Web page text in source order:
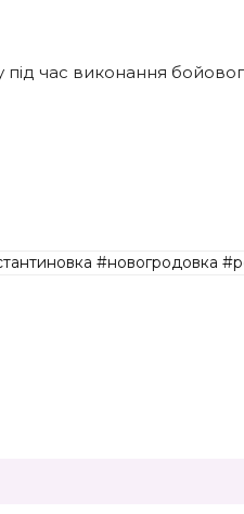
під час виконання
#новогродовка